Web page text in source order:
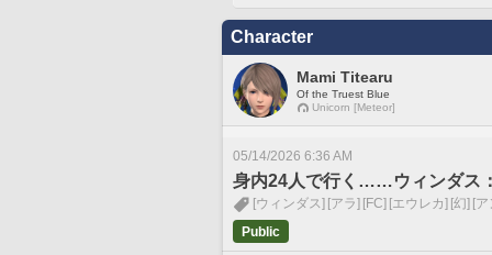
Character
Mami Titearu
Of the Truest Blue
Unicorn [Meteor]
05/14/2026 6:36 AM
身内24人で行く……ウィンダス
[ウィンダス] [アラ] [FC] [エウレカ] [幻] [
Public